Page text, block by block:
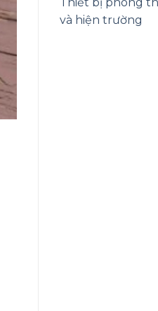
và hiện trường